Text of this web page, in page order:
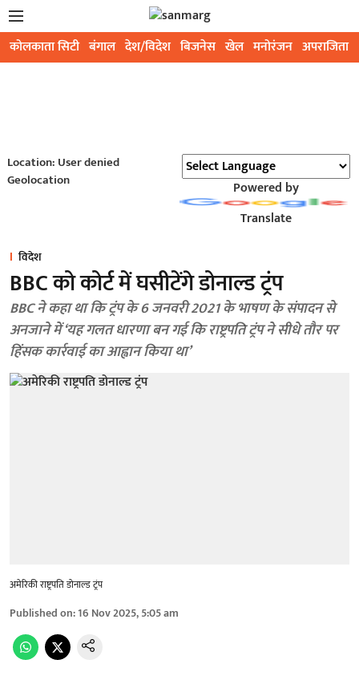
कोलकाता सिटी बंगाल देश/विदेश बिजनेस खेल मनोरंजन अपराजिता
Location: User denied
Geolocation
Powered by
Translate
विदेश
BBC को कोर्ट में घसीटेंगे डोनाल्ड ट्रंप
BBC ने कहा था कि ट्रंप के 6 जनवरी 2021 के भाषण के संपादन से
अनजाने में ‘यह गलत धारणा बन गई कि राष्ट्रपति ट्रंप ने सीधे तौर पर
हिंसक कार्रवाई का आह्वान किया था’
अमेरिकी राष्ट्रपति डोनाल्ड ट्रंप
Published on:16 Nov 2025, 5:05 am